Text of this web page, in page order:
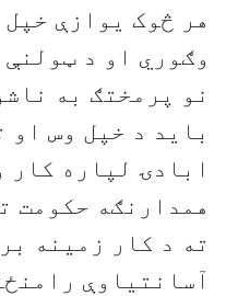
هر څوک یوازې
وګوري او د
نو پرمختګ به
باید د خپل وس او
ابادۍ لپاره کار
همدارنګه حکومت
ته د کار زمینه
آسانتیاوې